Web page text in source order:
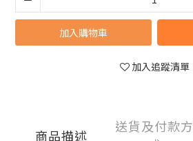
加入購物車
加入追蹤清單
商品描述
送貨及付款方